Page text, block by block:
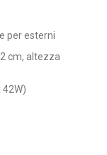
per esterni
cm, altezza
42W)